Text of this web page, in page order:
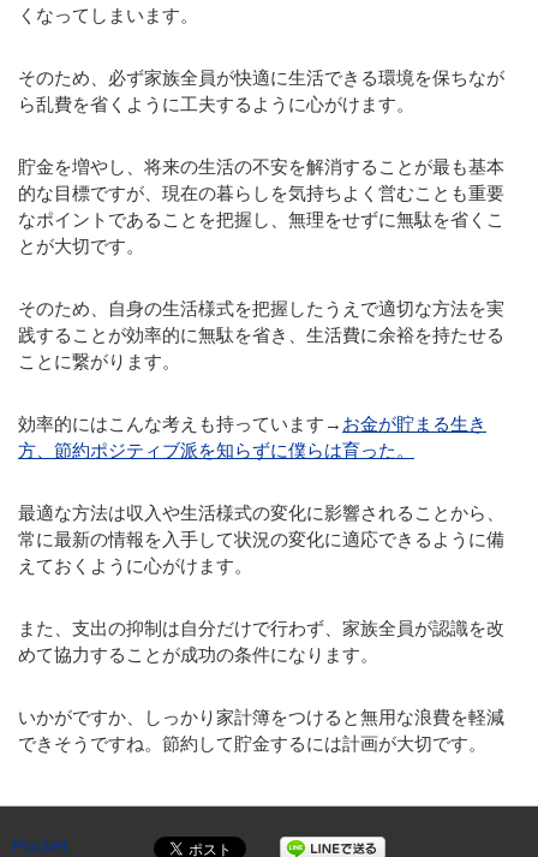
くなってしまいます。
そのため、必ず家族全員が快適に生活できる環境を保ちなが
ら乱費を省くように工夫するように心がけます。
貯金を増やし、将来の生活の不安を解消することが最も基本
的な目標ですが、現在の暮らしを気持ちよく営むことも重要
なポイントであることを把握し、無理をせずに無駄を省くこ
とが大切です。
そのため、自身の生活様式を把握したうえで適切な方法を実
践することが効率的に無駄を省き、生活費に余裕を持たせる
ことに繋がります。
効率的にはこんな考えも持っています→ お金が貯まる生き
方、節約ポジティブ派を知らずに僕らは育った。
最適な方法は収入や生活様式の変化に影響されることから、
常に最新の情報を入手して状況の変化に適応できるように備
えておくように心がけます。
また、支出の抑制は自分だけで行わず、家族全員が認識を改
めて協力することが成功の条件になります。
いかがですか、しっかり家計簿をつけると無用な浪費を軽減
できそうですね。節約して貯金するには計画が大切です。
Pocket